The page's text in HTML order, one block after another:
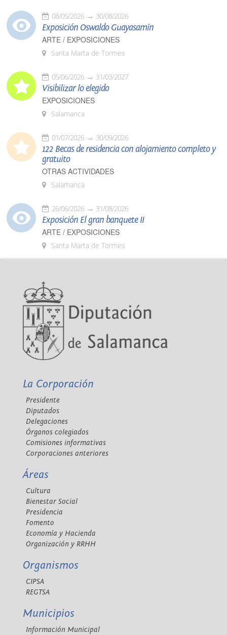
08/05/2026 30/08/2026
Exposición Oswaldo Guayasamín
ARTE / EXPOSICIONES
Santa Marta de Tormes
05/06/2026 31/03/2027
Visibilizar lo elegido
EXPOSICIONES
Salamanca
01/07/2026 30/09/2026
122 Becas de residencia con alojamiento completo y
gratuito
OTRAS ACTIVIDADES
Salamanca
26/06/2026 31/08/2026
Exposición El gran banquete II
ARTE / EXPOSICIONES
Santa Marta de Tormes
La Corporación
Presidente
Diputados
Delegaciones
Órganos colegiados
Comisiones informativas
Corporaciones anteriores
Áreas
Cultura
Bienestar Social
Presidencia
Fomento
Economía y Hacienda
Organización y RRHH
Organismos
CIPSA
REGTSA
Municipios
Información Municipal